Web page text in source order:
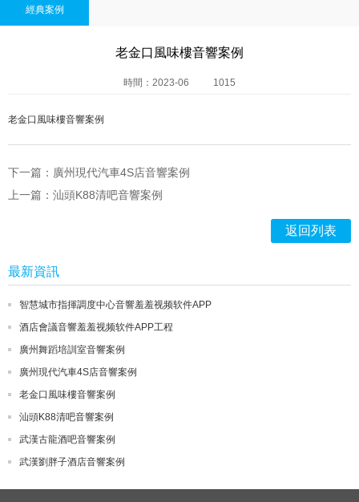
經典案例
老金口風味樓音響案例
時間：2023-06 1015
老金口風味樓音響案例
下一篇：廣州現代汽車4S店音響案例
上一篇：汕頭K88清吧音響案例
返回列表
最新資訊
智慧城市指揮調度中心音響羞羞视频软件APP
酒店會議音響羞羞视频软件APP工程
廣州舞蹈培訓室音響案例
廣州現代汽車4S店音響案例
老金口風味樓音響案例
汕頭K88清吧音響案例
武漢古龍酒吧音響案例
武漢劉胖子酒店音響案例